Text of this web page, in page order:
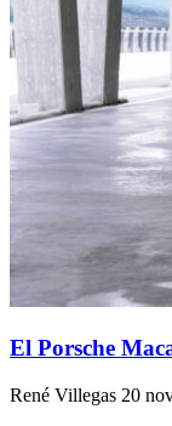
El Porsche
René Villegas 20